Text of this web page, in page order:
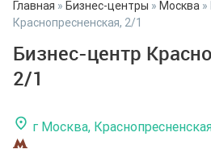
Главная » Бизнес-центры » Москва »
Краснопресненская, 2/1
Бизнес-центр
2/1
г Москва,